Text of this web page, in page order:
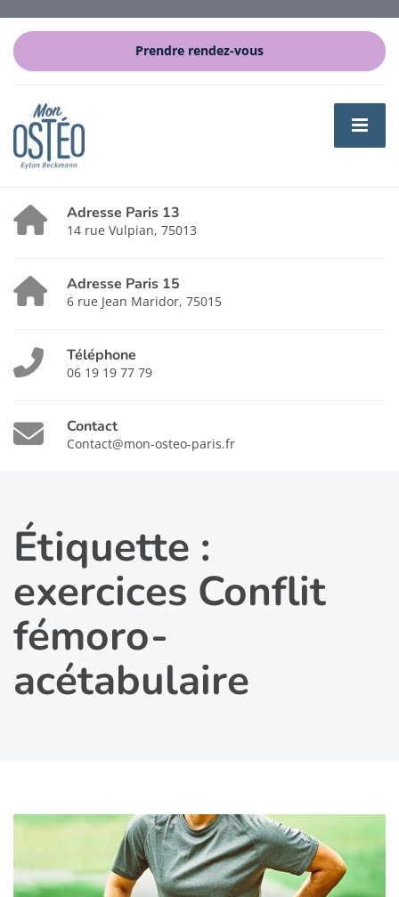
Prendre rendez-vous
Adresse Paris 13
14 rue Vulpian, 75013
Adresse Paris 15
6 rue Jean Maridor, 75015
Téléphone
06 19 19 77 79
Contact
Contact@mon-osteo-paris.fr
Étiquette :
exercices Conflit
fémoro-
acétabulaire